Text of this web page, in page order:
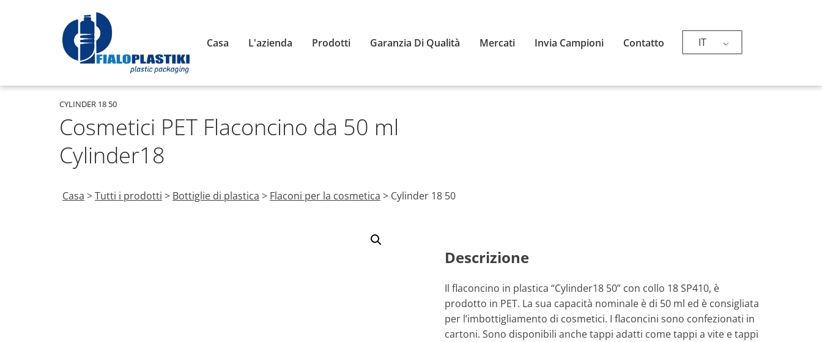
IT
Casa L'azienda Prodotti Garanzia Di Qualità Mercati Invia Campioni Contatto
CYLINDER 18 50
Cosmetici PET Flaconcino da 50 ml
Cylinder18
Casa >Tutti i prodotti > Bottiglie di plastica > Flaconi per la cosmetica > Cylinder 18 50
Descrizione
Il flaconcino in plastica “Cylinder18 50” con collo 18 SP410, è
prodotto in PET. La sua capacità nominale è di 50 ml ed è consigliata
per l’imbottigliamento di cosmetici. I flaconcini sono confezionati in
cartoni. Sono disponibili anche tappi adatti come tappi a vite e tappi